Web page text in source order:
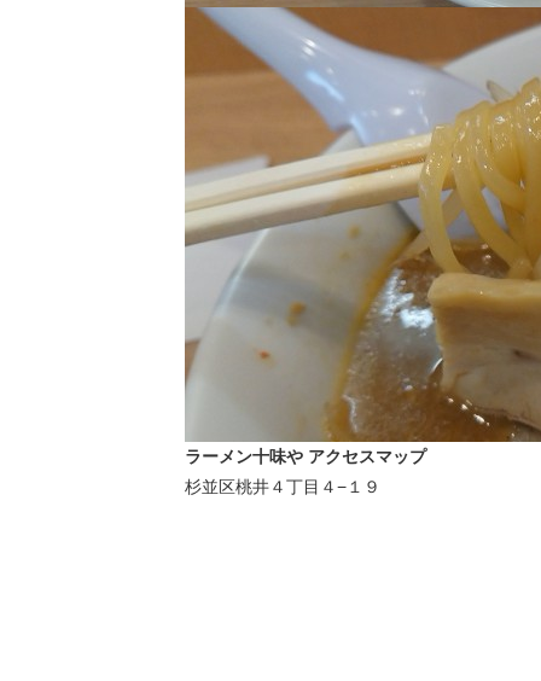
ラーメン十味や アクセスマップ
杉並区桃井４丁目４−１９